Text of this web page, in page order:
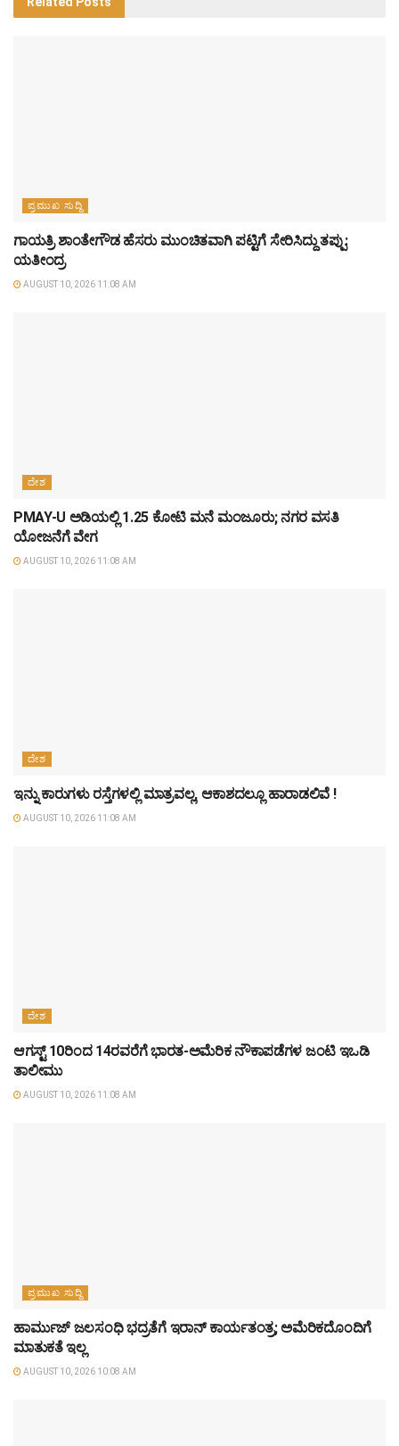
ಪ್ರಮುಖ ಸುದ್ದಿ
ಗಾಯತ್ರಿ ಶಾಂತೇಗೌಡ ಹೆಸರು ಮುಂಚಿತವಾಗಿ ಪಟ್ಟಿಗೆ ಸೇರಿಸಿದ್ದು ತಪ್ಪು:
ಯತೀಂದ್ರ
AUGUST 10, 2026 11:08 AM
ದೇಶ
PMAY-U ಅಡಿಯಲ್ಲಿ 1.25 ಕೋಟಿ ಮನೆ ಮಂಜೂರು; ನಗರ ವಸತಿ
ಯೋಜನೆಗೆ ವೇಗ
AUGUST 10, 2026 11:08 AM
ದೇಶ
ಇನ್ನು ಕಾರುಗಳು ರಸ್ತೆಗಳಲ್ಲಿ ಮಾತ್ರವಲ್ಲ, ಆಕಾಶದಲ್ಲೂ ಹಾರಾಡಲಿವೆ !
AUGUST 10, 2026 11:08 AM
ದೇಶ
ಆಗಸ್ಟ್ 10ರಿಂದ 14ರವರೆಗೆ ಭಾರತ-ಅಮೆರಿಕ ನೌಕಾಪಡೆಗಳ ಜಂಟಿ ಇಒಡಿ
ತಾಲೀಮು
AUGUST 10, 2026 11:08 AM
ಪ್ರಮುಖ ಸುದ್ದಿ
ಹಾರ್ಮುಜ್ ಜಲಸಂಧಿ ಭದ್ರತೆಗೆ ಇರಾನ್ ಕಾರ್ಯತಂತ್ರ; ಅಮೆರಿಕದೊಂದಿಗೆ
ಮಾತುಕತೆ ಇಲ್ಲ
AUGUST 10, 2026 10:08 AM